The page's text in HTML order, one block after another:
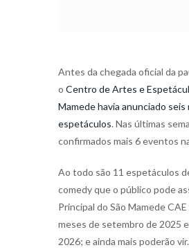
Antes da chegada oficial da
o Centro de Artes e
Mamede havia anunciado seis
espetáculos. Nas últimas
confirmados mais 6 eventos
Ao todo são 11 espetáculos
comedy que o público pode
Principal do São Mamede
meses de setembro de 2025
2026; e ainda mais poderão